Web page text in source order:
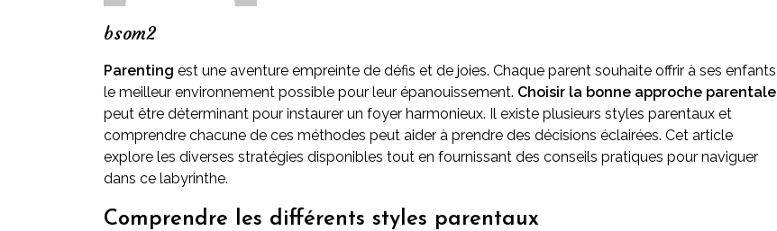
bsom2
Parenting est une aventure empreinte de défis et de joies. Chaque parent souhaite offrir à ses enfants
le meilleur environnement possible pour leur épanouissement. Choisir la bonne approche parentale
peut être déterminant pour instaurer un foyer harmonieux. Il existe plusieurs styles parentaux et
comprendre chacune de ces méthodes peut aider à prendre des décisions éclairées. Cet article
explore les diverses stratégies disponibles tout en fournissant des conseils pratiques pour naviguer
dans ce labyrinthe.
Comprendre les différents styles parentaux